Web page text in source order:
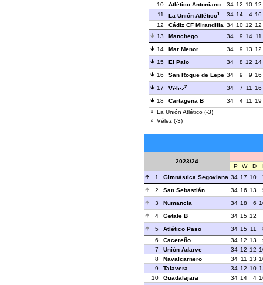
10
Atlético Antoniano 34 12 10 12
11
La Unión Atlético1 34 14 4 16
12
Cádiz CF Mirandilla 34 10 12 12
13
Manchego 34 9 14 11
14
Mar Menor 34 9 13 12
15
El Palo 34 8 12 14
16
San Roque de Lepe 34 9 9 16
17
Vélez2 34 7 11
16
18
Cartagena B 34 4 11 19
1 La Unión Atlético (-3)
2 Vélez (-3)
2023/24
P W D
1
Gimnástica Segoviana 34 17 10
2
San Sebastián 34 16 13
3
Numancia 34 18 6
4
Getafe B 34 15 12
5
Atlético Paso 34 15 11
6
Cacereño 34 12 13
7
Unión Adarve 34 12 12
8
Navalcarnero 34 11 13
9
Talavera 34 12 10
10
Guadalajara 34 14 4